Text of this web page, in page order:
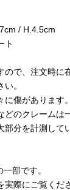
/ H.4.5cm
ト
で、注文時に
。
傷があります
のクレームは
部分を計測して
部です。
際にご覧くだ